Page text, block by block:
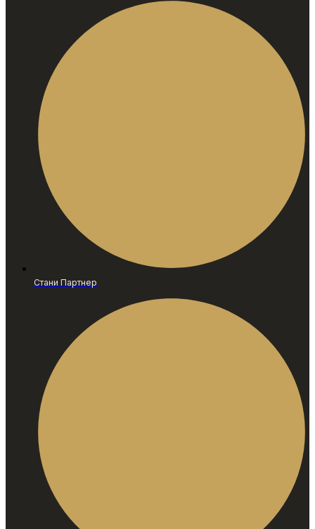
Стани Партнер